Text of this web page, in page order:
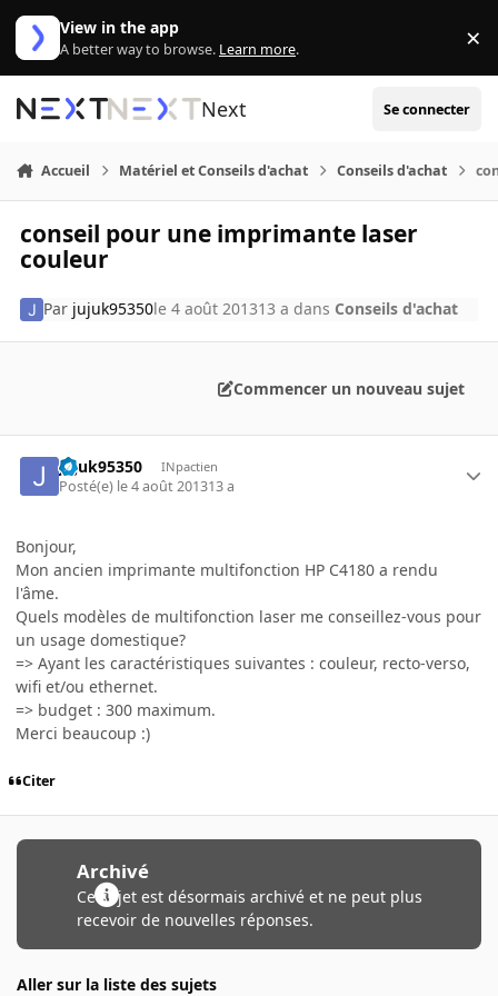
Aller au contenu
View in the app
A better way to browse. Learn more. ×
Next Se connecter
Accueil Matériel et Conseils d'achat Conseils d'achat
conseil pour une imprimante laser
couleur
Par jujuk95350le 4 août 201313 a dans Conseils d'achat
Commencer un nouveau sujet
jujuk95350 INpactien
Posté(e) le 4 août 201313 a
Bonjour,
Mon ancien imprimante multifonction HP C4180 a rendu
l'âme.
Quels modèles de multifonction laser me conseillez-vous pour
un usage domestique?
=> Ayant les caractéristiques suivantes : couleur, recto-verso,
wifi et/ou ethernet.
=> budget : 300 maximum.
Merci beaucoup :)
Citer
Archivé
Ce sujet est désormais archivé et ne peut plus
recevoir de nouvelles réponses.
Aller sur la liste des sujets